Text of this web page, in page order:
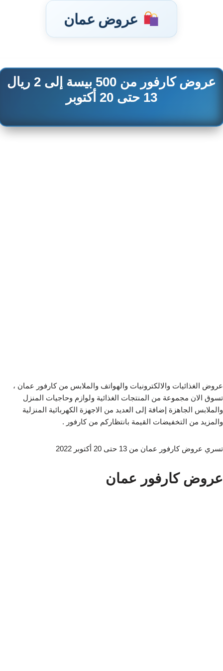
عروض عمان
تخطى
عروض كارفور من 500 بيسة إلى 2 ريال
13 حتى 20 أكتوبر
عروض الغذائيات والالكترونيات والهواتف والملابس من كارفور عمان ،
تسوق الان مجموعة من المنتجات الغذائية ولوازم وحاجيات المنزل
والملابس الجاهزة إضافة إلى العديد من الاجهزة الكهربائية المنزلية
والمزيد من التخفيضات القيمة بانتظاركم من كارفور .
تسري عروض كارفور عمان من 13 حتى 20 أكتوبر 2022
عروض كارفور عمان